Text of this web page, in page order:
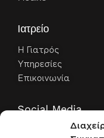
Ιατρείο
Η Γιατρός
Υπηρεσίες
Επικοινωνία
Social Media